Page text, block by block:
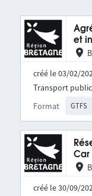
et
créé le 03/02/
Format GTFS
Transport
Car
créé le 30/09/